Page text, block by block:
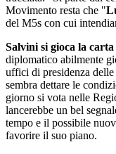
Movimento resta che "
del M5s con cui
Salvini si gioca la
diplomatico abilmente
uffici di presidenza
sembra dettare le
giorno si vota nelle
lancerebbe un bel
tempo e il possibile
favorire il suo piano.